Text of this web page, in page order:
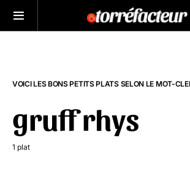
VOICI LES BONS PETITS PLATS SELON LE MOT-
gruff rhys
1 plat